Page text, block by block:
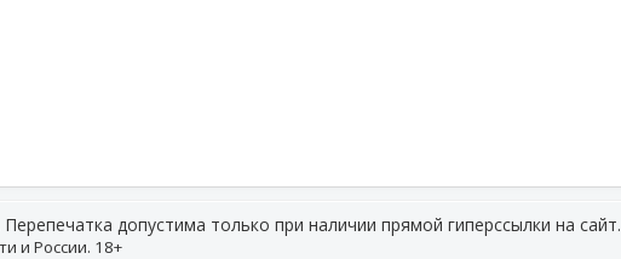
допустима только при наличии прямой гиперссылки на сайт.
и России. 18+